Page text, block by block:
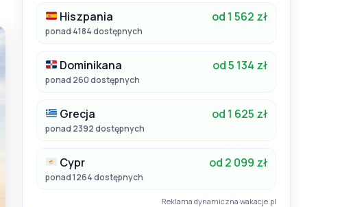
Hiszpania od 1 562 zł
ponad 4184 dostępnych
Dominikana od 5 134 zł
ponad 260 dostępnych
Grecja od 1 625 zł
ponad 2392 dostępnych
Cypr od 2 099 zł
ponad 1264 dostępnych
Reklama dynamiczna wakacje.pl